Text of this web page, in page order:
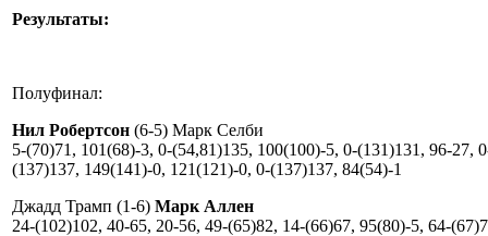
Результаты:
Полуфинал:
Нил Робертсон (6-5) Марк Селби
5-(70)71, 101(68)-3, 0-(54,81)135, 100(100)-5, 0-(131)131, 96-27,
(137)137, 149(141)-0, 121(121)-0, 0-(137)137, 84(54)-1
Джадд Трамп (1-6) Марк Аллен
24-(102)102, 40-65, 20-56, 49-(65)82, 14-(66)67, 95(80)-5, 64-